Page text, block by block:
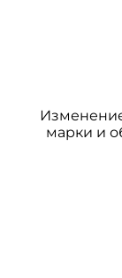
марки и